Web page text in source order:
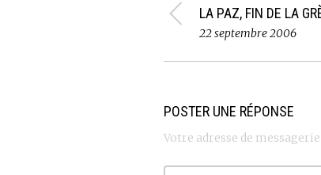
LA PAZ, FIN DE LA
22 septembre 2006
POSTER UNE RÉPONSE
Votre adresse de